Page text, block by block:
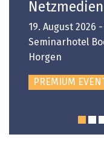
19. August 2026
Seminarhotel
Horgen
PREMIUM